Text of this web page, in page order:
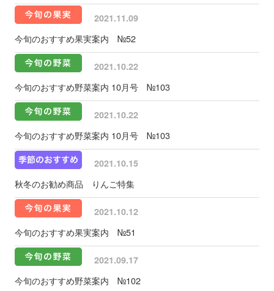
2021.11.09
今旬のおすすめ果実案内 №52
2021.10.22
今旬のおすすめ野菜案内 10月号 №103
2021.10.22
今旬のおすすめ野菜案内 10月号 №103
2021.10.15
秋冬のお勧め商品 りんご特集
2021.10.12
今旬のおすすめ果実案内 №51
2021.09.17
今旬のおすすめ野菜案内 №102